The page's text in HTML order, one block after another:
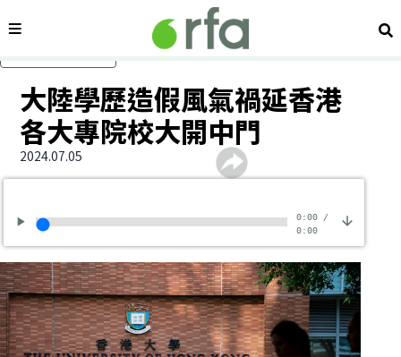
內容分類 搜
大陸學歷造假風氣禍延香港
各大專院校大開中門
2024.07.05
0:00/
0:00